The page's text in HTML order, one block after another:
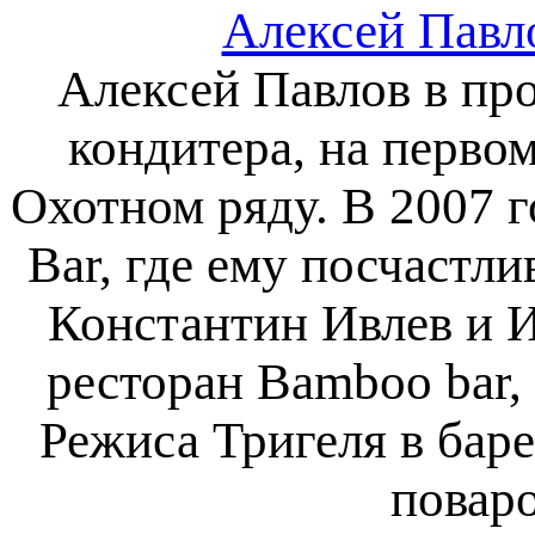
Алексей
Алексей Павлов в
кондитера, на
Охотном ряду. В 2007
Bar, где ему
Константин Ивлев и
ресторан Bamboo
Режиса Тригеля в